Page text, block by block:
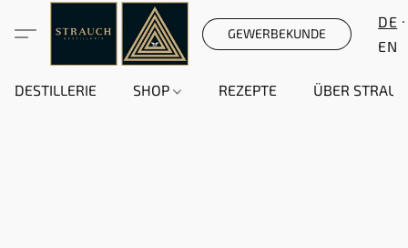
GEWERBEKUNDE
DE
EN
DESTILLERIE SHOP REZEPTE ÜBER